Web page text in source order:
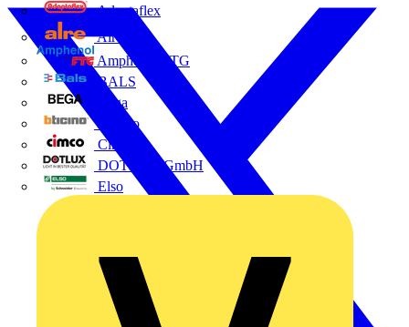
Adaptaflex
Alre
Amphenol FTG
BALS
Bega
Bticino
Cimco
DOTLUX GmbH
Elso